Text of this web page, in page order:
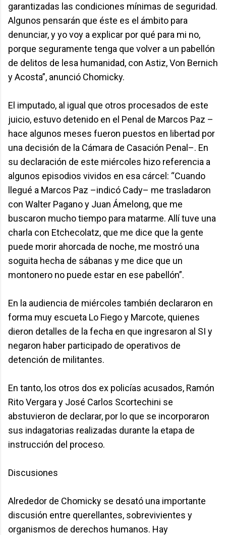
garantizadas las condiciones mínimas de seguridad.
Algunos pensarán que éste es el ámbito para
denunciar, y yo voy a explicar por qué para mi no,
porque seguramente tenga que volver a un pabellón
de delitos de lesa humanidad, con Astiz, Von Bernich
y Acosta”, anunció Chomicky.
El imputado, al igual que otros procesados de este
juicio, estuvo detenido en el Penal de Marcos Paz –
hace algunos meses fueron puestos en libertad por
una decisión de la Cámara de Casación Penal–. En
su declaración de este miércoles hizo referencia a
algunos episodios vividos en esa cárcel: “Cuando
llegué a Marcos Paz –indicó Cady– me trasladaron
con Walter Pagano y Juan Ámelong, que me
buscaron mucho tiempo para matarme. Allí tuve una
charla con Etchecolatz, que me dice que la gente
puede morir ahorcada de noche, me mostró una
soguita hecha de sábanas y me dice que un
montonero no puede estar en ese pabellón”.
En la audiencia de miércoles también declararon en
forma muy escueta Lo Fiego y Marcote, quienes
dieron detalles de la fecha en que ingresaron al SI y
negaron haber participado de operativos de
detención de militantes.
En tanto, los otros dos ex policías acusados, Ramón
Rito Vergara y José Carlos Scortechini se
abstuvieron de declarar, por lo que se incorporaron
sus indagatorias realizadas durante la etapa de
instrucción del proceso.
Discusiones
Alrededor de Chomicky se desató una importante
discusión entre querellantes, sobrevivientes y
organismos de derechos humanos. Hay